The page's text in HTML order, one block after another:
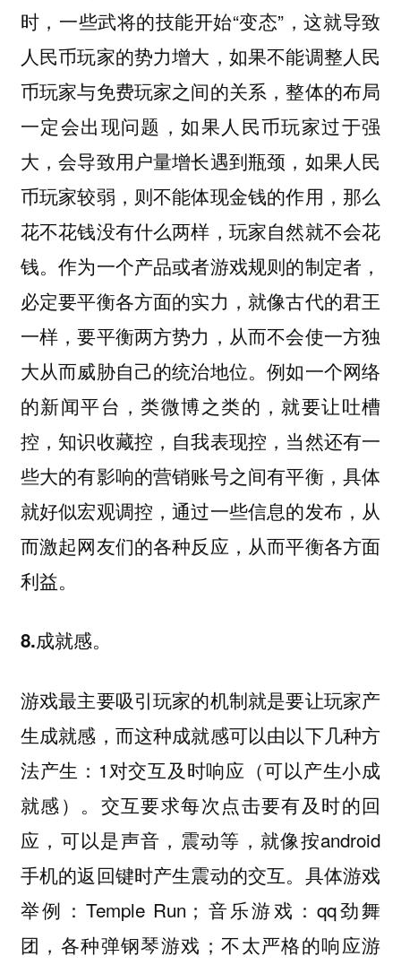
时，一些武将的技能开始“变态”，这就导致
人民币玩家的势力增大，如果不能调整人民
币玩家与免费玩家之间的关系，整体的布局
一定会出现问题，如果人民币玩家过于强
大，会导致用户量增长遇到瓶颈，如果人民
币玩家较弱，则不能体现金钱的作用，那么
花不花钱没有什么两样，玩家自然就不会花
钱。作为一个产品或者游戏规则的制定者，
必定要平衡各方面的实力，就像古代的君王
一样，要平衡两方势力，从而不会使一方独
大从而威胁自己的统治地位。例如一个网络
的新闻平台，类微博之类的，就要让吐槽
控，知识收藏控，自我表现控，当然还有一
些大的有影响的营销账号之间有平衡，具体
就好似宏观调控，通过一些信息的发布，从
而激起网友们的各种反应，从而平衡各方面
利益。
8.成就感。
游戏最主要吸引玩家的机制就是要让玩家产
生成就感，而这种成就感可以由以下几种方
法产生：1对交互及时响应（可以产生小成
就感）。交互要求每次点击要有及时的回
应，可以是声音，震动等，就像按android
手机的返回键时产生震动的交互。具体游戏
举例：Temple Run；音乐游戏：qq劲舞
团，各种弹钢琴游戏；不太严格的响应游